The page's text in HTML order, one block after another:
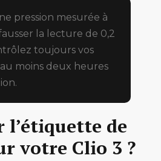
pression mesurée à
la lecture de 0,2
toujours vos
moins deux heures
l’étiquette de
votre Clio 3 ?